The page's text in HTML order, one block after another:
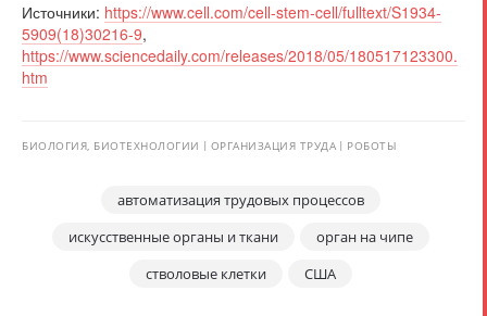
Источники: https://www.cell.com/cell-stem-cell/fulltext/S1934-
5909(18)30216-9,
https://www.sciencedaily.com/releases/2018/05/180517123300.
htm
БИОЛОГИЯ, БИОТЕХНОЛОГИИ ОРГАНИЗАЦИЯ ТРУДА РОБОТЫ
автоматизация трудовых процессов
искусственные органы и ткани
орган на чипе
стволовые клетки
США